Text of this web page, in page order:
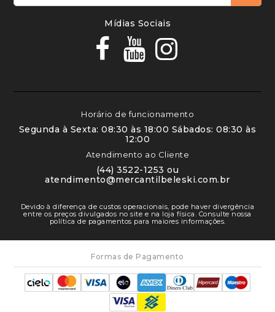
Mídias Sociais
Horário de funcionamento
Segunda à Sexta: 08:30 às 18:00 Sábados: 08:30 às
12:00
Atendimento ao Cliente
(44) 3522-1253 ou
atendimento@mercantilbeleski.com.br
Devido à diferença de custos operacionais, pode haver divergência
entre os preços divulgados no site e na loja física. Consulte nossa
política de pagamentos para maiores informações.
Formas de Pagamento